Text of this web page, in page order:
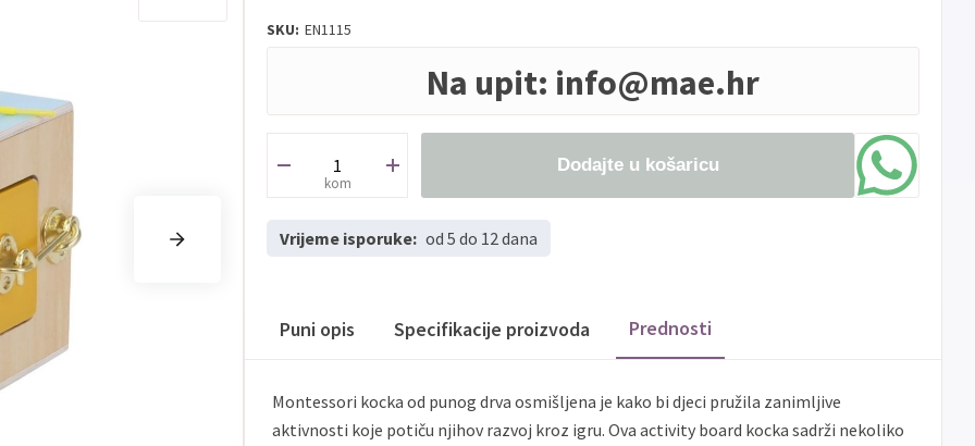
SKU: EN1115
Na upit: info@mae.hr
kom
Dodajte u košaricu
Vrijeme isporuke: od 5 do 12 dana
Puni opis Specifikacije proizvoda Prednosti
Montessori kocka od punog drva osmišljena je kako bi djeci pružila zanimljive
aktivnosti koje potiču njihov razvoj kroz igru. Ova activity board kocka sadrži nekoliko